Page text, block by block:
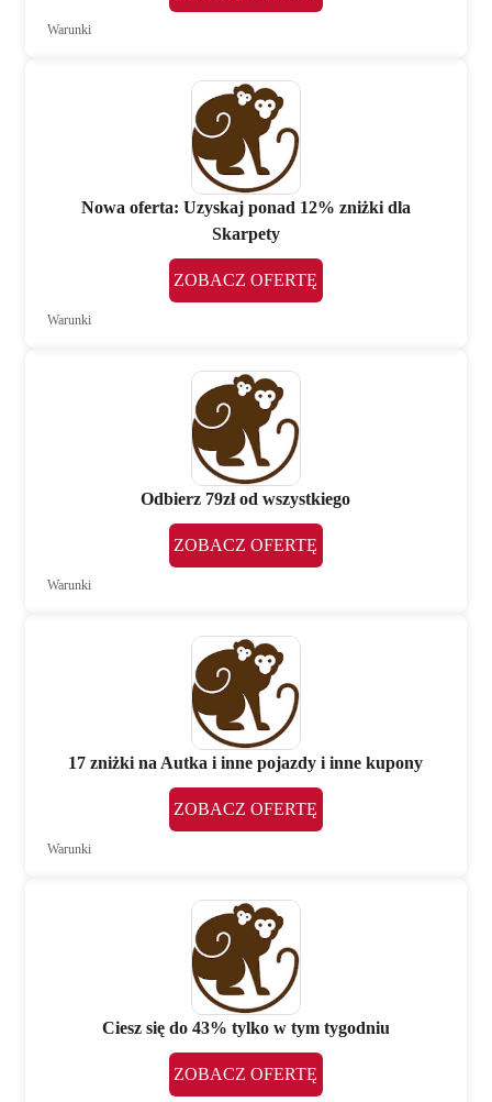
Warunki
Nowa oferta: Uzyskaj ponad 12% zniżki dla
Skarpety
ZOBACZ OFERTĘ
Warunki
Odbierz 79zł od wszystkiego
ZOBACZ OFERTĘ
Warunki
17 zniżki na Autka i inne pojazdy i inne kupony
ZOBACZ OFERTĘ
Warunki
Ciesz się do 43% tylko w tym tygodniu
ZOBACZ OFERTĘ